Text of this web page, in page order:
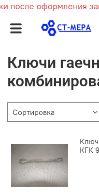
после оформления
Ключи
КГК